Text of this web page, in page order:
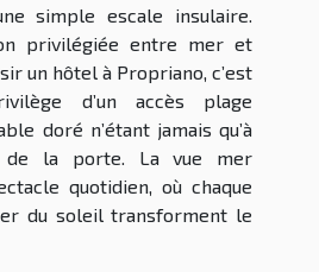
simple escale insulaire.
privilégiée entre mer et
un hôtel à Propriano, c’est
d’un accès plage
doré n’étant jamais qu’à
de la porte. La vue mer
quotidien, où chaque
du soleil transforment le